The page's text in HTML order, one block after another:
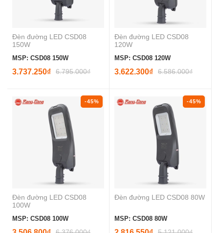
Đèn đường LED CSD08
150W
MSP: CSD08 150W
3.737.250₫ 6.795.000₫
Đèn đường LED CSD08
120W
MSP: CSD08 120W
3.622.300₫ 6.586.000₫
-45%
Đèn đường LED CSD08
100W
MSP: CSD08 100W
-45%
Đèn đường LED CSD08 80W
MSP: CSD08 80W